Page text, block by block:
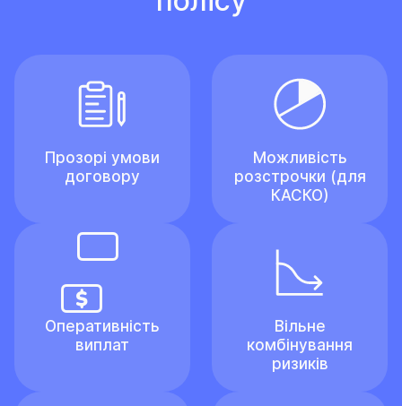
Прозорі умови
договору
Можливість
розстрочки (для
КАСКО)
Оперативність
виплат
Вільне
комбінування
ризиків